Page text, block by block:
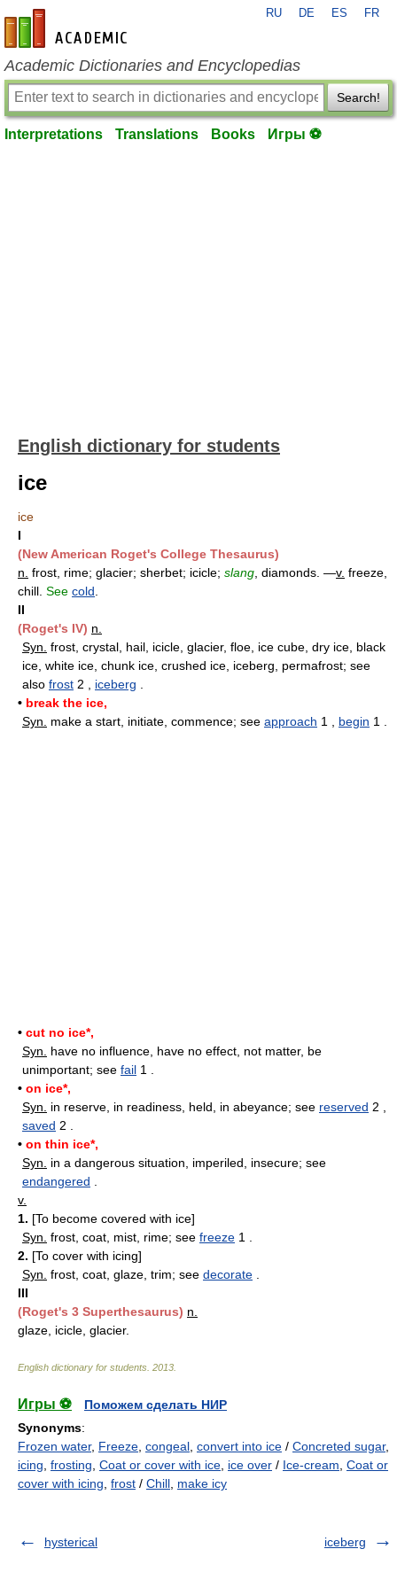
en-academic.com
RU DE ES FR
Academic Dictionaries and Encyclopedias
Search!
Interpretations Translations Books Игры ⚽
English dictionary for students
ice
ice
I
(New American Roget's College Thesaurus)
n. frost, rime; glacier; sherbet; icicle; slang , diamonds. —v. freeze,
chill. See cold
II
(Roget's IV) n.
Syn. frost, crystal, hail, icicle, glacier, floe, ice cube, dry ice, black
ice, white ice, chunk ice, crushed ice, iceberg, permafrost; see
also frost 2 , iceberg
• break the ice,
Syn.
make a start, initiate, commence; see approach 1 , begin 1 .
• cut no ice*,
Syn.
have no influence, have no effect, not matter, be
unimportant; see fail 1 .
• on ice*,
Syn.
in reserve, in readiness, held, in abeyance; see reserved 2 ,
saved 2 .
• on thin ice*,
Syn.
in a dangerous situation, imperiled, insecure; see
endangered
v.
1. [To become covered with ice]
Syn. frost, coat, mist, rime; see freeze 1 .
2. [To cover with icing]
Syn. frost, coat, glaze, trim; see decorate
III
(Roget's 3 Superthesaurus) n.
glaze, icicle, glacier.
English dictionary for students 2013
Игры ⚽
Поможем сделать НИР
Synonyms:
Frozen water, Freeze congeal convert into ice / Concreted sugar,
icing frosting Coat or cover with ice ice over / Ice-cream Coat or
cover with icing frost / Chill make icy
hysterical iceberg